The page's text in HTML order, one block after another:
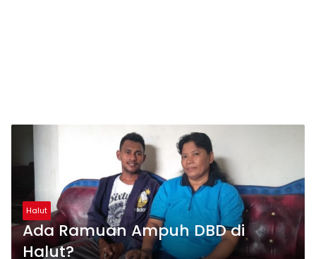
Halut
Ada Ramuan Ampuh DBD di
Halut?